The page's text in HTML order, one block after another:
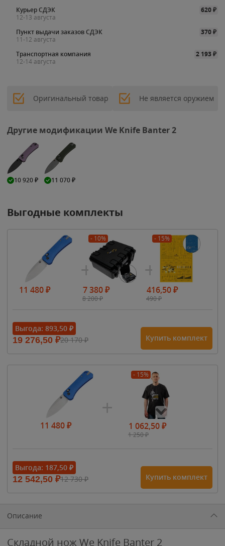
Курьер СДЭК
620₽
12-13 августа
Пункт выдачи заказов СДЭК
370₽
11-12 августа
Транспортная компания
2 193₽
12-14 августа
Оригинальный товар Не является оружием
Другие модификации We Knife Banter 2
10 920₽ 11 070₽
Выгодные комплекты
11 480₽
- 10%
7 380₽
8 200₽
- 15%
416,50₽
490₽
Выгода: 893,50 ₽
19 276,50 ₽20 170₽ Купить комплект
11 480₽
- 15%
1 062,50₽
1 250₽
1 615₽
1 900₽1 900₽
Выгода: 187,50 ₽
12 542,50 ₽12 730₽ Купить комплект
Описание
Складной нож We Knife Banter 2